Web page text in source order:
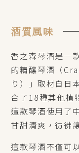
酒質風味
香之森琴酒是一
的精釀琴酒（
り）」取材自日
合了18種其他植
這款琴酒使用了
甘甜清爽，彷彿
這款琴酒不僅可